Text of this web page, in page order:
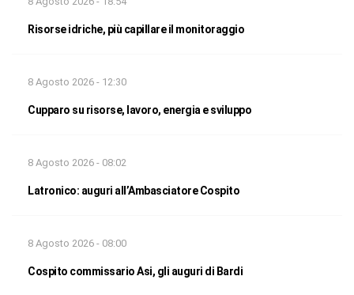
Risorse idriche, più capillare il monitoraggio
8 Agosto 2026 - 12:30
Cupparo su risorse, lavoro, energia e sviluppo
8 Agosto 2026 - 08:02
Latronico: auguri all’Ambasciatore Cospito
8 Agosto 2026 - 08:00
Cospito commissario Asi, gli auguri di Bardi